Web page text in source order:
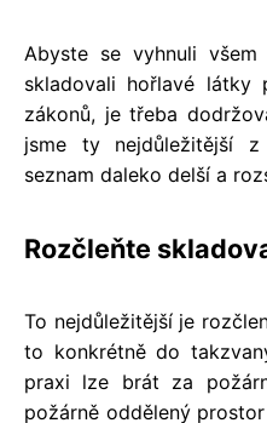
Abyste se vyhnuli všem
skladovali hořlavé látky
zákonů, je třeba
jsme ty nejdůležitější
seznam daleko delší a
Rozčleňte
To nejdůležitější je
to konkrétně do
praxi lze brát za
požárně oddělený